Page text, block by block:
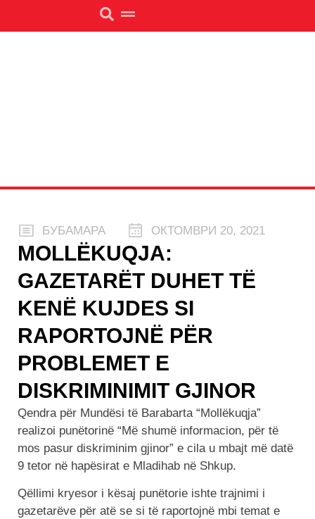
БУБАМАРА ОКТОМВРИ 20, 2021
MOLLËKUQJA:
GAZETARËT DUHET TË
KENË KUJDES SI
RAPORTOJNË PËR
PROBLEMET E
DISKRIMINIMIT GJINOR
Qendra për Mundësi të Barabarta “Mollëkuqja”
realizoi punëtorinë “Më shumë informacion, për të
mos pasur diskriminim gjinor” e cila u mbajt më datë
9 tetor në hapësirat e Mladihab në Shkup.
Qëllimi kryesor i kësaj punëtorie ishte trajnimi i
gazetarëve për atë se si të raportojnë mbi temat e